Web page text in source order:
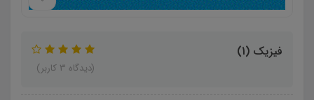
فیزیک (1)
(دیدگاه 3 کاربر)